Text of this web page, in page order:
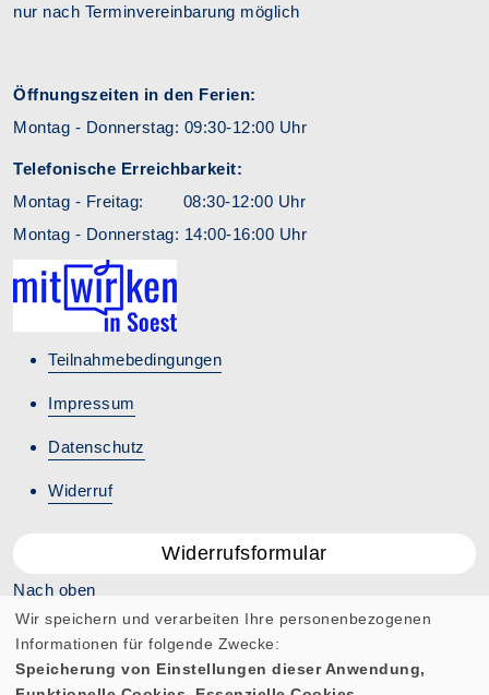
nur nach Terminvereinbarung möglich
Öffnungszeiten in den Ferien:
Montag - Donnerstag: 09:30-12:00 Uhr
Telefonische Erreichbarkeit:
Montag - Freitag: 08:30-12:00 Uhr
Montag - Donnerstag: 14:00-16:00 Uhr
Teilnahmebedingungen
Impressum
Datenschutz
Widerruf
Widerrufsformular
Nach oben
Wir speichern und verarbeiten Ihre personenbezogenen
Informationen für folgende Zwecke:
Speicherung von Einstellungen dieser Anwendung,